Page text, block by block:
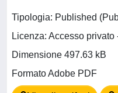
Tipologia: Published
Licenza: Accesso
Dimensione 497.63 kB
Formato Adobe PDF